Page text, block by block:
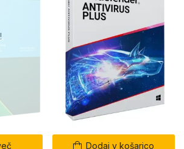
Dodaj v košarico